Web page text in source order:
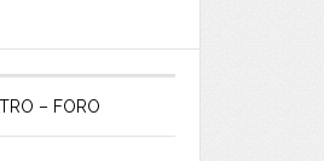
– FORO